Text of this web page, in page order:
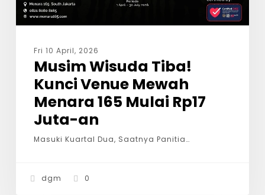
Fri 10 April, 2026
Musim Wisuda Tiba!
Kunci Venue Mewah
Menara 165 Mulai Rp17
Juta-an
Masuki Kuartal Dua, Saatnya Panitia…
dgm 0